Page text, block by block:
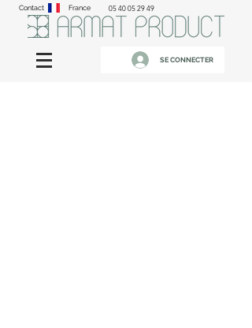
Contact France 05 40 05 29 49
SE CONNECTER